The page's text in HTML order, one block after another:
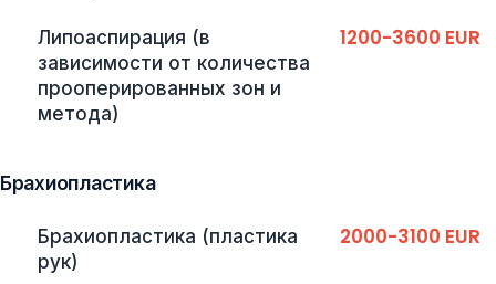
Липоаспирация (в
зависимости от количества
прооперированных зон и
метода)
1200-3600 EUR
Брахиопластика
Брахиопластика (пластика
рук)
2000-3100 EUR